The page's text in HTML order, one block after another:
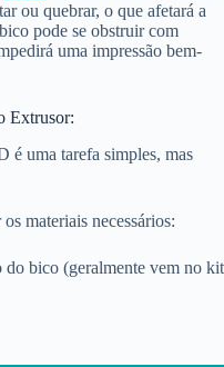
ou quebrar, o que afetará a
pode se obstruir com
uma impressão bem-
Extrusor:
é uma tarefa simples, mas
materiais necessários:
do bico (geralmente vem no kit